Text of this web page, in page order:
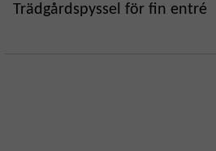
Trädgårdspyssel för fin entré